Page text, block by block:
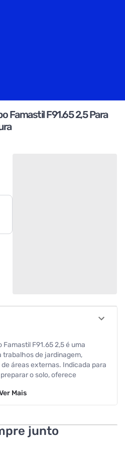
Famastil F91.65 2,5 Para
F91.65 2,5 é uma
de jardinagem,
áreas externas. Indicada para
o solo, oferece
e desempenho mesmo
especialmente em atividades
maiores. O modelo é
Mais
junto